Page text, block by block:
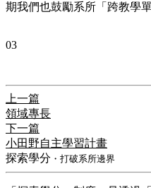
期我們也鼓勵系所「跨教學
03
上一篇
領域專長
下一篇
小田野自主學習計畫
探索學分 ・打破系所邊界